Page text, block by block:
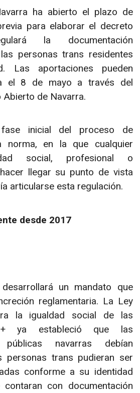
ha abierto el plazo de
para elaborar el decreto
la documentación
personas trans residentes
Las aportaciones pueden
el 8 de mayo a través del
de Navarra.
inicial del proceso de
norma, en la que cualquier
social, profesional o
llegar su punto de vista
articularse esta regulación.
desde 2017
un mandato que
reglamentaria. La Ley
la igualdad social de las
ya estableció que las
públicas navarras debían
personas trans pudieran ser
conforme a su identidad
con documentación